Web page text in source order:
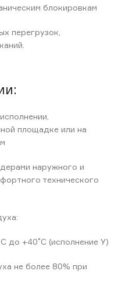
блокировкам
перегрузок,
площадке или на
наружного и
технического
до +40˚С (исполнение У)
не более 80% при